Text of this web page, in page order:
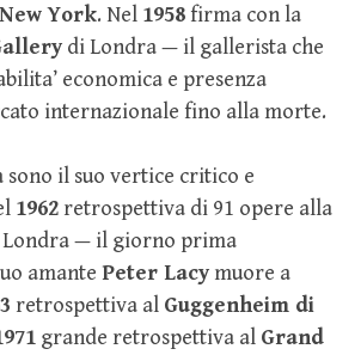
York. Nel 1958firma con la
di Londra — il gallerista che
economica e presenza
internazionale fino alla morte.
sono il suo vertice critico e
1962 retrospettiva di 91 opere alla
— il giorno prima
amante Peter Lacy muore a
retrospettiva al Guggenheim di
grande retrospettiva al Grand